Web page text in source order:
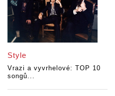
Style
Vrazi a vyvrhelové: TOP 10
songů...